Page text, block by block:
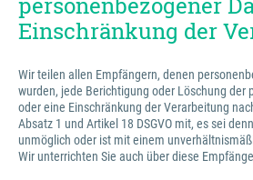
Einschränkung der
Wir teilen allen Empfängern, denen
wurden, jede Berichtigung oder Löschung der
oder eine Einschränkung der Verarbeitung
Absatz 1 und Artikel 18 DSGVO mit, es sei
unmöglich oder ist mit einem
Wir unterrichten Sie auch über diese